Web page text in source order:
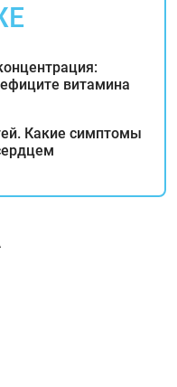
витамина
Какие симптомы